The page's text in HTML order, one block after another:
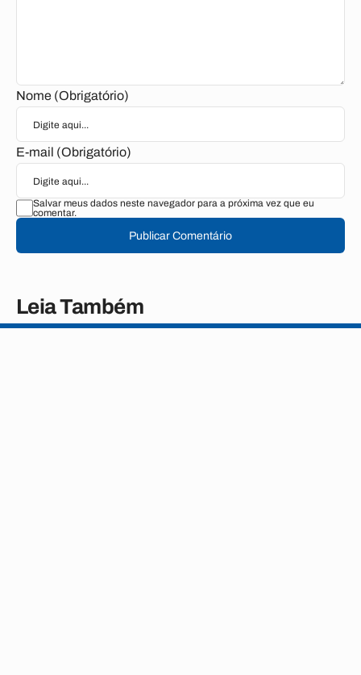
Nome (Obrigatório)
E-mail (Obrigatório)
Salvar meus dados neste navegador para a próxima vez que eu
comentar.
Publicar Comentário
Leia Também